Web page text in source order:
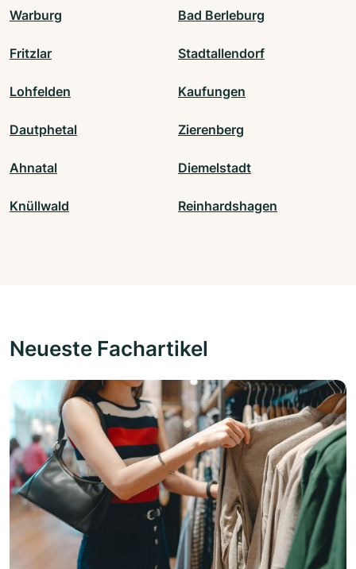
Warburg Bad Berleburg
Fritzlar Stadtallendorf
Lohfelden Kaufungen
Dautphetal Zierenberg
Ahnatal Diemelstadt
Knüllwald Reinhardshagen
Neueste Fachartikel